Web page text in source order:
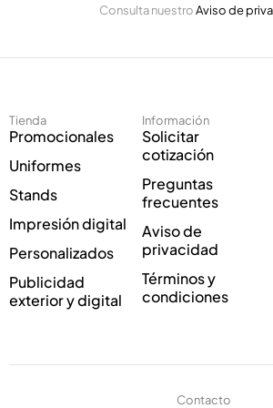
o
c
n
i
c
o
*
Consulta nuestroAviso de
Tienda
Promocionales
Uniformes
Stands
Impresión digital
Personalizados
Publicidad
exterior y digital
Información
Solicitar
cotización
Preguntas
frecuentes
Aviso de
privacidad
Términos y
condiciones
Contacto